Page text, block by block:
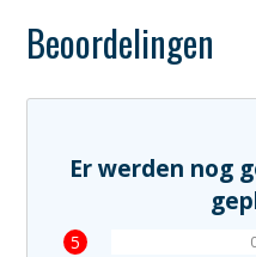
Beoordelingen
Er werden nog
5